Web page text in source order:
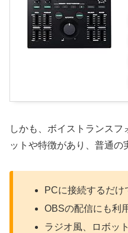
しかも、ボイストランスフ
ットや特徴があり、普通の
PCに接続するだ
OBSの配信にも利
ラジオ風、ロボッ